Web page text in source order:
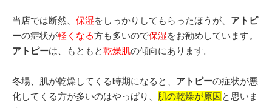
当店では断然、 保湿をしっかりしてもらったほうが、 アトピ
ーの症状が軽くなる方も多いので保湿をお勧めしています。
アトピーは、もともと乾燥肌の傾向にあります。
冬場、肌が乾燥してくる時期になると、 アトピーの症状が悪
化してくる方が多いのはやっぱり、 肌の乾燥が原因と思いま